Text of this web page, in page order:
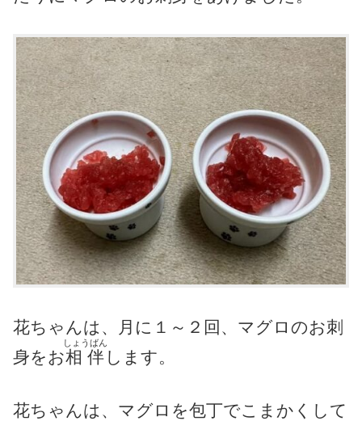
花ちゃんは、月に１～２回、マグロのお刺
身をお相伴
しょうばん
します。
花ちゃんは、マグロを包丁でこまかくして